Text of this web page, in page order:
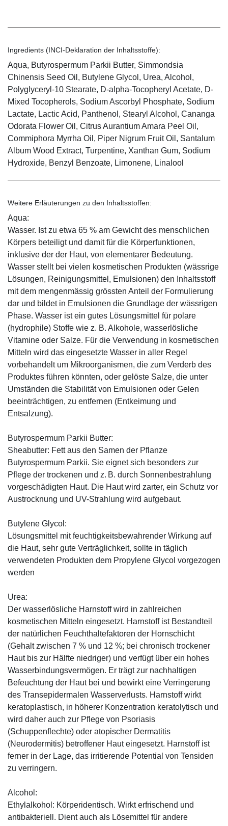
Ingredients (INCI-Deklaration der Inhaltsstoffe):
Aqua, Butyrospermum Parkii Butter, Simmondsia
Chinensis Seed Oil, Butylene Glycol, Urea, Alcohol,
Polyglyceryl-10 Stearate, D-alpha-Tocopheryl Acetate, D-
Mixed Tocopherols, Sodium Ascorbyl Phosphate, Sodium
Lactate, Lactic Acid, Panthenol, Stearyl Alcohol, Cananga
Odorata Flower Oil, Citrus Aurantium Amara Peel Oil,
Commiphora Myrrha Oil, Piper Nigrum Fruit Oil, Santalum
Album Wood Extract, Turpentine, Xanthan Gum, Sodium
Hydroxide, Benzyl Benzoate, Limonene, Linalool
Weitere Erläuterungen zu den Inhaltsstoffen:
Aqua:
Wasser. Ist zu etwa 65 % am Gewicht des menschlichen
Körpers beteiligt und damit für die Körperfunktionen,
inklusive der der Haut, von elementarer Bedeutung.
Wasser stellt bei vielen kosmetischen Produkten (wässrige
Lösungen, Reinigungsmittel, Emulsionen) den Inhaltsstoff
mit dem mengenmässig grössten Anteil der Formulierung
dar und bildet in Emulsionen die Grundlage der wässrigen
Phase. Wasser ist ein gutes Lösungsmittel für polare
(hydrophile) Stoffe wie z. B. Alkohole, wasserlösliche
Vitamine oder Salze. Für die Verwendung in kosmetischen
Mitteln wird das eingesetzte Wasser in aller Regel
vorbehandelt um Mikroorganismen, die zum Verderb des
Produktes führen könnten, oder gelöste Salze, die unter
Umständen die Stabilität von Emulsionen oder Gelen
beeinträchtigen, zu entfernen (Entkeimung und
Entsalzung).
Butyrospermum Parkii Butter:
Sheabutter: Fett aus den Samen der Pflanze
Butyrospermum Parkii. Sie eignet sich besonders zur
Pflege der trockenen und z. B. durch Sonnenbestrahlung
vorgeschädigten Haut. Die Haut wird zarter, ein Schutz vor
Austrocknung und UV-Strahlung wird aufgebaut.
Butylene Glycol:
Lösungsmittel mit feuchtigkeitsbewahrender Wirkung auf
die Haut, sehr gute Verträglichkeit, sollte in täglich
verwendeten Produkten dem Propylene Glycol vorgezogen
werden
Urea:
Der wasserlösliche Harnstoff wird in zahlreichen
kosmetischen Mitteln eingesetzt. Harnstoff ist Bestandteil
der natürlichen Feuchthaltefaktoren der Hornschicht
(Gehalt zwischen 7 % und 12 %; bei chronisch trockener
Haut bis zur Hälfte niedriger) und verfügt über ein hohes
Wasserbindungsvermögen. Er trägt zur nachhaltigen
Befeuchtung der Haut bei und bewirkt eine Verringerung
des Transepidermalen Wasserverlusts. Harnstoff wirkt
keratoplastisch, in höherer Konzentration keratolytisch und
wird daher auch zur Pflege von Psoriasis
(Schuppenflechte) oder atopischer Dermatitis
(Neurodermitis) betroffener Haut eingesetzt. Harnstoff ist
ferner in der Lage, das irritierende Potential von Tensiden
zu verringern.
Alcohol:
Ethylalkohol: Körperidentisch. Wirkt erfrischend und
antibakteriell. Dient auch als Lösemittel für andere